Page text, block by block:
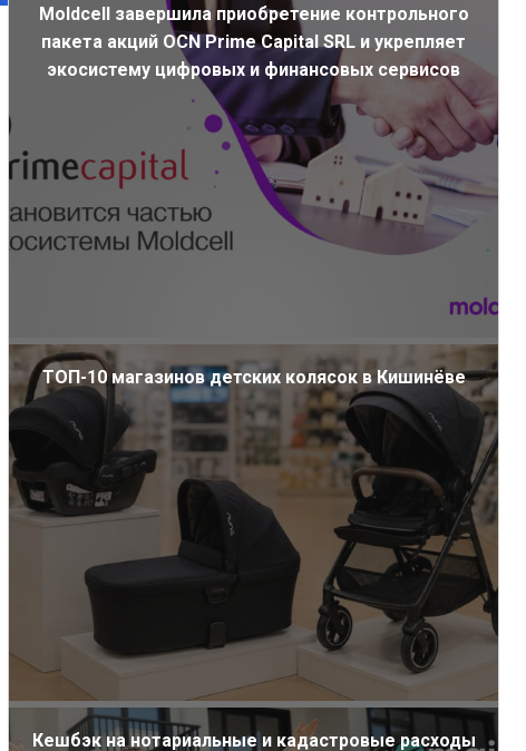
Moldcell завершила приобретение контрольного
пакета акций OCN Prime Capital SRL и укрепляет
экосистему цифровых и финансовых сервисов
ТОП-10 магазинов детских колясок в Кишинёве
Кешбэк на нотариальные и кадастровые расходы